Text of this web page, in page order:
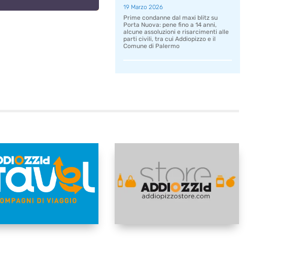
19 Marzo 2026
Prime condanne dal maxi blitz su
Porta Nuova: pene fino a 14 anni,
alcune assoluzioni e risarcimenti alle
parti civili, tra cui Addiopizzo e il
Comune di Palermo